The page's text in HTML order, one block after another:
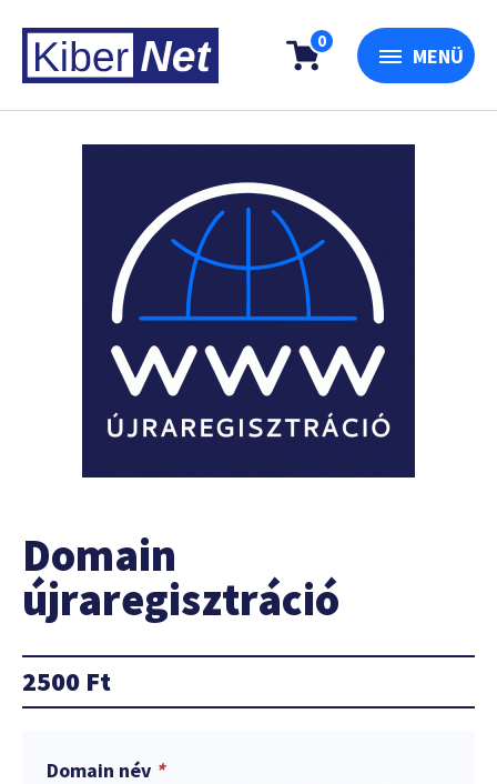
0
MENÜ
Domain
újraregisztráció
2500 Ft
Domain név *